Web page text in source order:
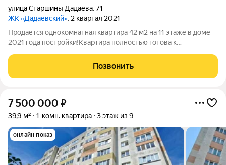
улица Старшины Дадаева,71
ЖК «Дадаевский», 2 квартал 2021
Продается однокомнатная квартира 42 м2 на 11 этаже в доме
2021 года постройки!Квартира полностью готова к
куплены осенью 2023 годавсё остается новым
владельцампанорамное остеклениебольшая лоджия.кухня
Позвонить
7 500 000 ₽
39,9 м² 1-комн. квартира 3 этаж из 9
онлайн показ